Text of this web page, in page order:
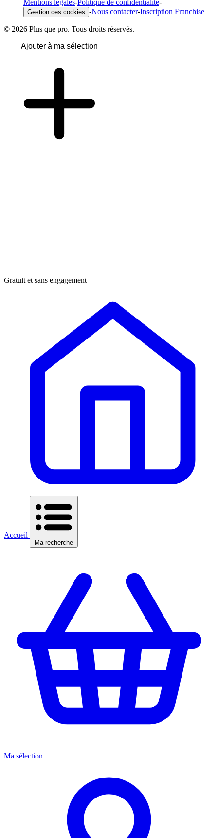
Mentions légales-Politique de confidentialité-
Gestion des cookies -Nous contacter-Inscription Franchise
© 2026 Plus que pro. Tous droits réservés.
Ajouter à ma sélection
Gratuit et sans engagement
Accueil
Ma recherche
Ma sélection